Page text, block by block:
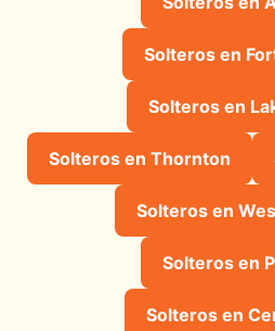
Solteros en
Solteros en
Solteros en Thornton
Solteros en
Solteros en
Solteros en